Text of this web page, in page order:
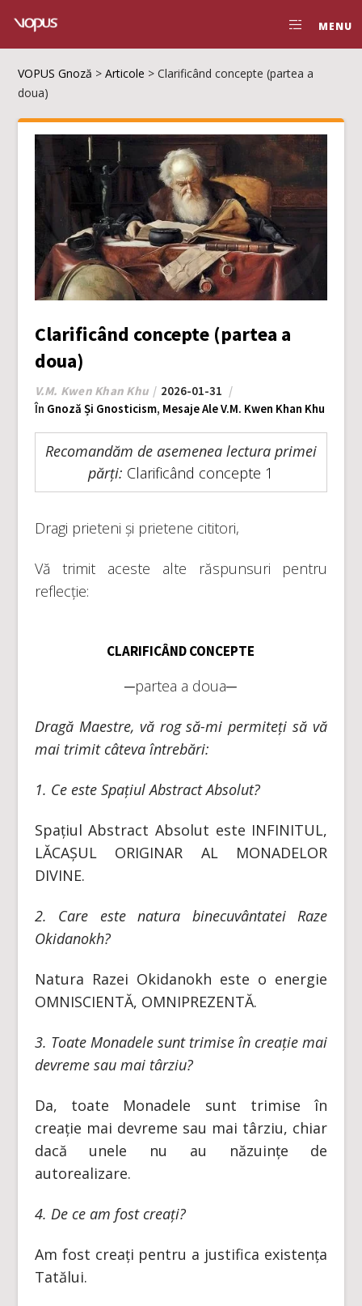
MENU
VOPUS Gnoză >Articole >Clarificând concepte (partea a
doua)
Clarificând concepte (partea a
doua)
V.M. Kwen Khan Khu
2026-01-31
În Gnoză Și Gnosticism, Mesaje Ale V.M. Kwen Khan Khu
Recomandăm de asemenea lectura primei
părți: Clarificând concepte 1
Dragi prieteni și prietene cititori,
Vă trimit aceste alte răspunsuri pentru
reflecție:
CLARIFICÂND CONCEPTE
─partea a doua─
Dragă Maestre, vă rog să-mi permiteți să vă
mai trimit câteva întrebări:
1. Ce este Spațiul Abstract Absolut?
Spațiul Abstract Absolut este INFINITUL,
LĂCAȘUL ORIGINAR AL MONADELOR
DIVINE.
2. Care este natura binecuvântatei Raze
Okidanokh?
Natura Razei Okidanokh este o energie
OMNISCIENTĂ, OMNIPREZENTĂ.
3. Toate Monadele sunt trimise în creație mai
devreme sau mai târziu?
Da, toate Monadele sunt trimise în
creație mai devreme sau mai târziu, chiar
dacă unele nu au năzuințe de
autorealizare.
4. De ce am fost creați?
Am fost creați pentru a justifica existența
Tatălui.